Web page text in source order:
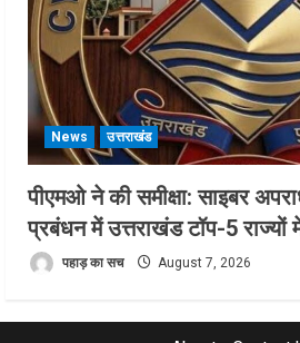
News उत्तराखंड
पीएमओ ने की समीक्षा: साइबर
प्रबंधन में उत्तराखंड टॉप-5 राज्यों
पहाड़ का सच August 7, 2026